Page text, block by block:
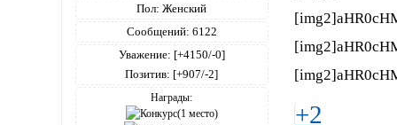
Пол: Женский
Сообщений: 6122
Уважение: [+4150/-0]
Позитив: [+907/-2]
Награды:
+2